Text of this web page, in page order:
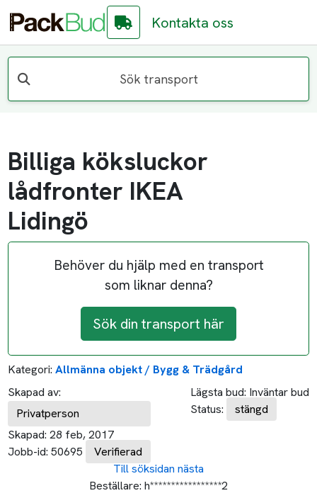
Kontakta oss
Sök transport
Billiga köksluckor
lådfronter IKEA
Lidingö
Behöver du hjälp med en transport
som liknar denna?
Sök din transport här
Kategori: Allmänna objekt / Bygg & Trädgård
Skapad av:
Privatperson
Skapad: 28 feb, 2017
Jobb-id: 50695 Verifierad
Lägsta bud: Inväntar bud
Status:
stängd
Till söksidan nästa
Beställare: h*****************2